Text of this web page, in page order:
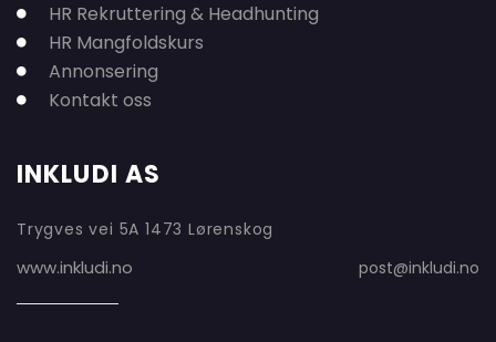
HR Rekruttering & Headhunting
HR Mangfoldskurs
Annonsering
Kontakt oss
INKLUDI AS
Trygves vei 5A 1473 Lørenskog
www.inkludi.no post@inkludi.no